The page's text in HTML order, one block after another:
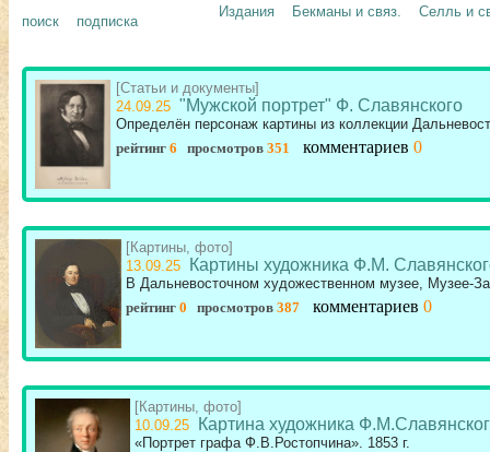
поиск подписка
Издания Бекманы и связ. Селль и
[Статьи и документы]
24.09.25 "Мужской портрет" Ф. Славянского
Определён персонаж картины из коллекции
рейтинг 6 просмотров 351 комментариев 0
[Картины, фото]
13.09.25
Картины художника Ф.М.
В Дальневосточном художественном музее, Музее-
рейтинг 0 просмотров 387 комментариев 0
[Картины, фото]
10.09.25
Картина художника
«Портрет графа Ф.В.Ростопчина». 1853 г.